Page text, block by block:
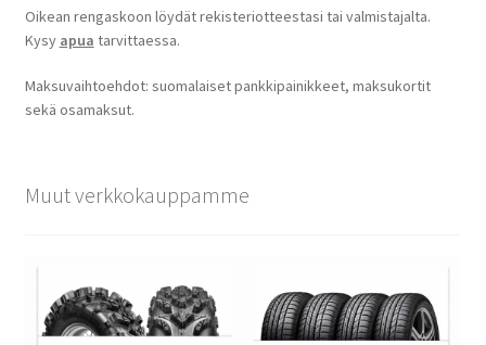
Oikean rengaskoon löydät rekisteriotteestasi tai valmistajalta.
Kysy apua tarvittaessa.
Maksuvaihtoehdot: suomalaiset pankkipainikkeet, maksukortit
sekä osamaksut.
Muut verkkokauppamme